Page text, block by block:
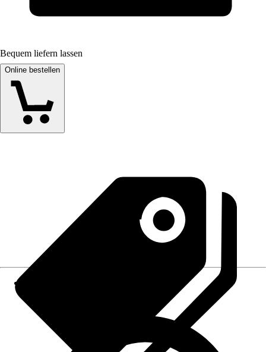
Bequem liefern lassen
Online bestellen